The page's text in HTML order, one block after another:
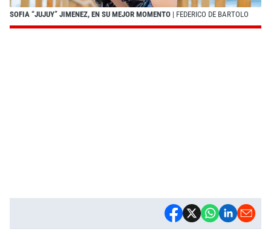
SOFIA “JUJUY” JIMENEZ, EN SU MEJOR MOMENTO | FEDERICO DE BARTOLO